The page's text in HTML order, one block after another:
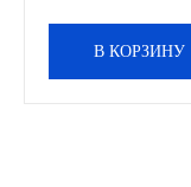
В КОРЗИНУ